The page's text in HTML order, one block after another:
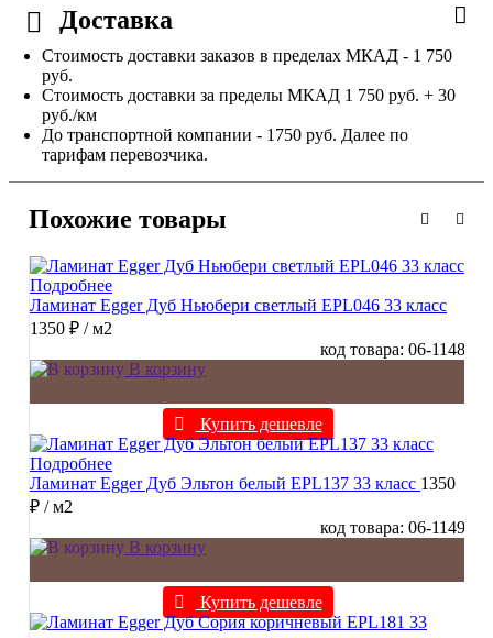
Доставка
Стоимость доставки заказов в пределах МКАД - 1 750
руб.
Стоимость доставки за пределы МКАД 1 750 руб. + 30
руб./км
До транспортной компании - 1750 руб. Далее по
тарифам перевозчика.
Похожие товары
Подробнее
Ламинат Egger Дуб Ньюбери светлый EPL046 33 класс
1350 ₽ / м2
код товара: 06-1148
В корзину
Купить дешевле
Подробнее
Ламинат Egger Дуб Эльтон белый EPL137 33 класс 1350
₽ / м2
код товара: 06-1149
В корзину
Купить дешевле